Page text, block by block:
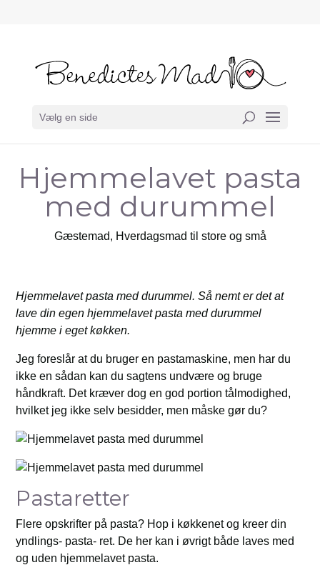
Vælg en side
Hjemmelavet pasta
med durummel
Gæstemad, Hverdagsmad til store og små
Hjemmelavet pasta med durummel. Så nemt er det at
lave din egen hjemmelavet pasta med durummel
hjemme i eget køkken.
Jeg foreslår at du bruger en pastamaskine, men har du
ikke en sådan kan du sagtens undvære og bruge
håndkraft. Det kræver dog en god portion tålmodighed,
hvilket jeg ikke selv besidder, men måske gør du?
Pastaretter
Flere opskrifter på pasta? Hop i køkkenet og kreer din
yndlings- pasta- ret. De her kan i øvrigt både laves med
og uden hjemmelavet pasta.